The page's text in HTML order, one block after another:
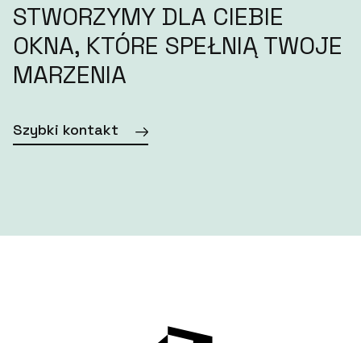
STWORZYMY DLA CIEBIE
OKNA, KTÓRE SPEŁNIĄ TWOJE
MARZENIA
Szybki kontakt